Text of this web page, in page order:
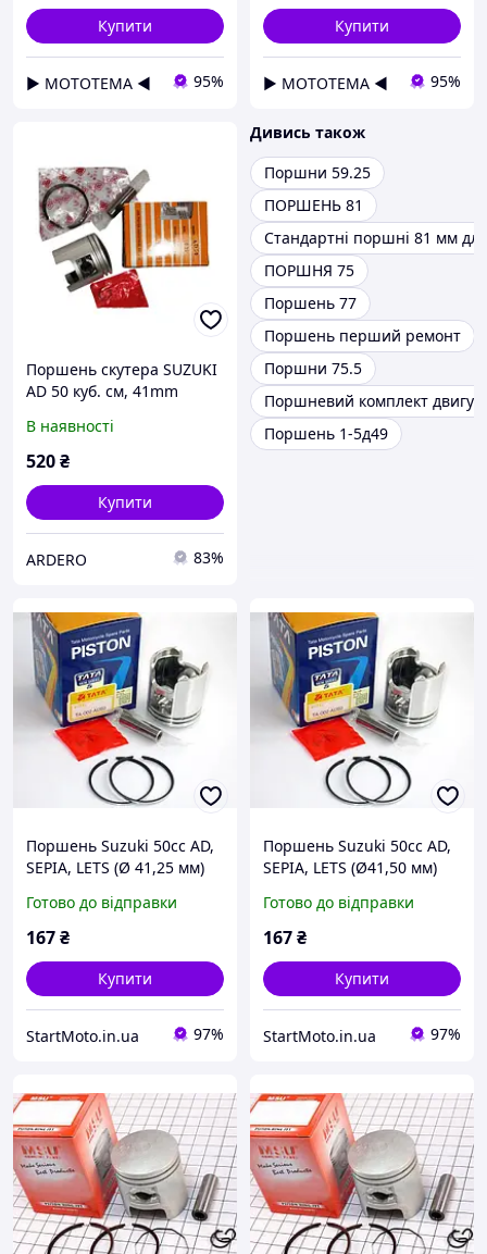
Купити
▶ МОТОТЕМА ◀ 95%
Купити
▶ МОТОТЕМА ◀ 95%
Поршень скутера SUZUKI
AD 50 куб. см, 41mm
В наявності
520₴
Купити
ARDERO 83%
Дивись також
Поршни 59.25
ПОРШЕНЬ 81
Стандартні поршні 81 мм
ПОРШНЯ 75
Поршень 77
Поршень перший ремонт
Поршни 75.5
Поршневий комплект
Поршень 1-5д49
Поршень Suzuki 50cc AD,
SEPIA, LETS (Ø 41,25 мм)
Готово до відправки
167₴
Купити
StartMoto.in.ua 97%
Поршень Suzuki 50cc AD,
SEPIA, LETS (Ø41,50 мм)
Готово до відправки
167₴
Купити
StartMoto.in.ua 97%